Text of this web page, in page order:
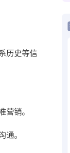
历史等信
销。
。